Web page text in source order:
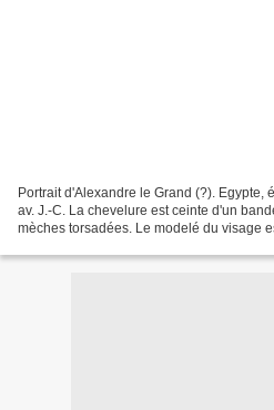
Portrait d'Alexandre le Grand (?). Egypte,
av. J.-C. La chevelure est ceinte d'un
mèches torsadées. Le modelé du visage